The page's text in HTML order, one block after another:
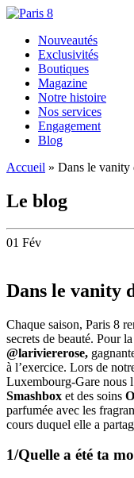
Nouveautés
Exclusivités
Boutiques
Magazine
Notre histoire
Nos services
Engagement
Blog
Accueil » Dans le vanity
Le blog
01 Fév
Dans le vanity
Chaque saison, Paris 8
secrets de beauté. Pour
@lariviererose,
à l’exercice. Lors de
Luxembourg-Gare nous
Smashbox et des soins
parfumée avec les
cours duquel elle a
1/Quelle a été ta